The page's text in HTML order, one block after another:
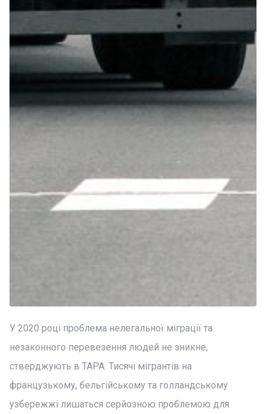
У 2020 році проблема нелегальної міграції та
незаконного перевезення людей не зникне,
стверджують в TAPA. Тисячі мігрантів на
французькому, бельгійському та голландському
узбережжі лишаться серйозною проблемою для